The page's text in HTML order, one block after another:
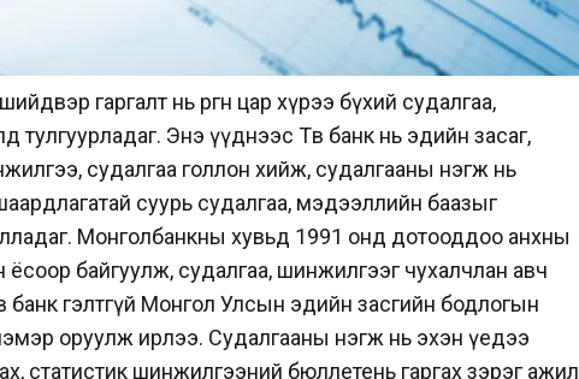
гаргалт нь өргөн цар хүрээ бүхий судалгаа,
Энэ үүднээс Төв банк нь эдийн засаг,
судалгаа голлон хийж, судалгааны нэгж нь
суурь судалгаа, мэдээллийн баазыг
Монголбанкны хувьд 1991 онд дотооддоо анхны
байгуулж, судалгаа, шинжилгээг чухалчлан авч
банк гэлтгүй Монгол Улсын эдийн засгийн бодлогын
оруулж ирлээ. Судалгааны нэгж нь эхэн үедээ
статистик шинжилгээний бюллетень гаргах зэрэг ажил